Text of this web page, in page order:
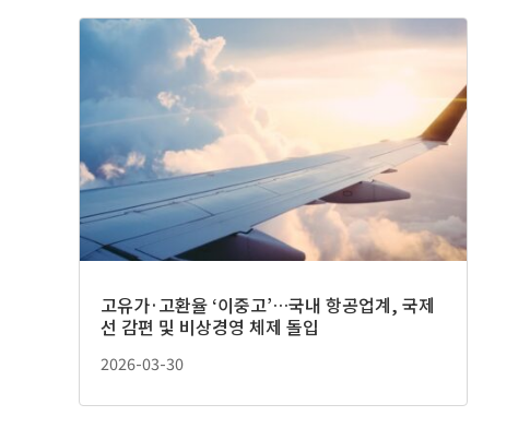
고유가·고환율 ‘이중고’…국내 항공업계, 국제
선 감편 및 비상경영 체제 돌입
2026-03-30